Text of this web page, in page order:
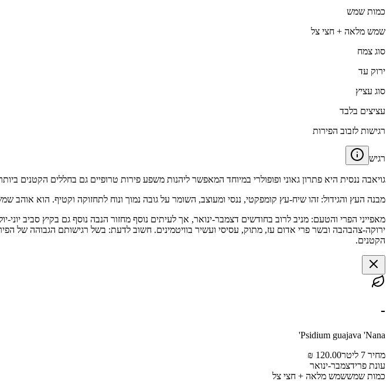
כמות שמש
שמש מלאה + חצי צל
סוג צמח
ירוק עד
סוג עציץ
עציצים בלבד
רגישות לזבוב הפירות
רגיש
גויאבה ננסית היא פתרון גאוני ופופולרי במיוחד המאפשר ליהנות משפע פירות טרופיים גם בחללים הקטנים
מבנה העץ והגידול: זהו שיח-עץ קומפקטי, ננסי ומעוצב, השומר על גובה נמוך ונוח לתחזוקה וקטיף. הוא
מאפייני הפרי והטעם: מניב לרוב בחודשים דצמבר-ינואר, אך לעיתים נוסף מחזור הנבה נוסף גם בקיץ סביב
ירוקה-צהבהבה ובשר פרי אדום עז, מתוק, עסיסי ועשיר בוויטמינים. חשוב לדעת: בשל רגישותם הגבוהה של
הקטנים.
-
Psidium guajava 'Nana'
מחיר 7 ליטר
120.00 ₪
עונת פרידצמבר-ינואר
כמות שמששמש מלאה + חצי צל